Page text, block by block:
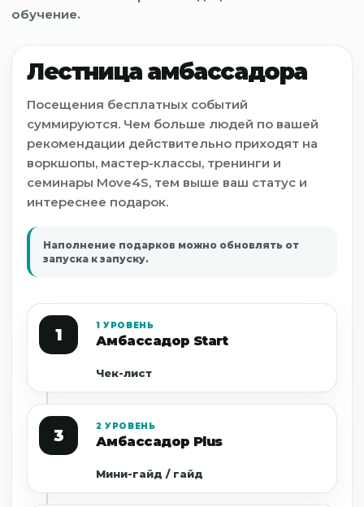
обучение.
Лестница амбассадора
Посещения бесплатных событий
суммируются. Чем больше людей по вашей
рекомендации действительно приходят на
воркшопы, мастер-классы, тренинги и
семинары Move4S, тем выше ваш статус и
интереснее подарок.
Наполнение подарков можно обновлять от
запуска к запуску.
1 1 УРОВЕНЬ
Амбассадор Start
Чек-лист
3 2 УРОВЕНЬ
Амбассадор Plus
Мини-гайд / гайд